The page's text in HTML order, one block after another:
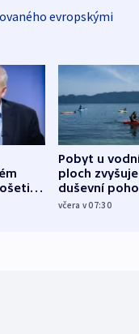
evropskými
Pobyt u
ploch zvyšuje
duševní
ukázala
včera v 07:30